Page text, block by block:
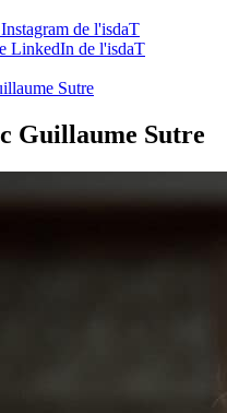
Sutre
Guillaume Sutre